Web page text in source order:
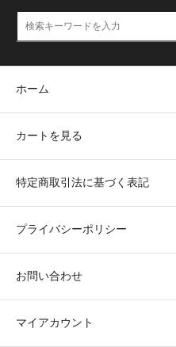
ホーム
カートを見る
特定商取引法に基づく表記
プライバシーポリシー
お問い合わせ
マイアカウント